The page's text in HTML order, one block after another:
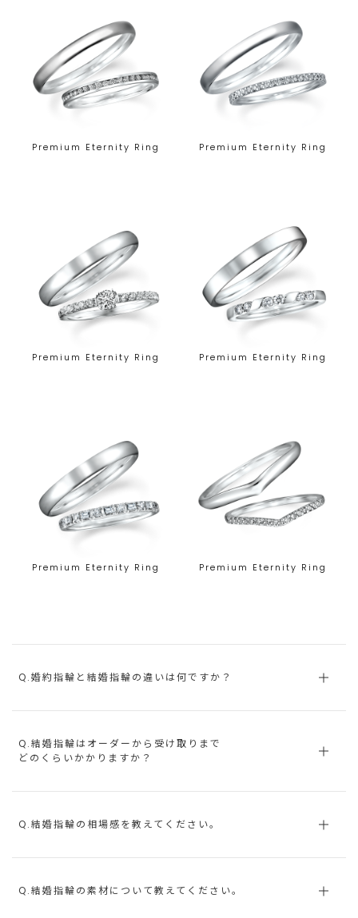
Premium Eternity Ring Premium Eternity Ring
Premium Eternity Ring Premium Eternity Ring
Premium Eternity Ring Premium Eternity Ring
Q.婚約指輪と結婚指輪の違いは何ですか？
Q.結婚指輪はオーダーから受け取りまで
どのくらいかかりますか？
Q.結婚指輪の相場感を教えてください。
Q.結婚指輪の素材について教えてください。